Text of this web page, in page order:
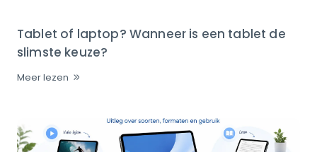
Tablet of laptop? Wanneer is een tablet de
slimste keuze?
Meer lezen